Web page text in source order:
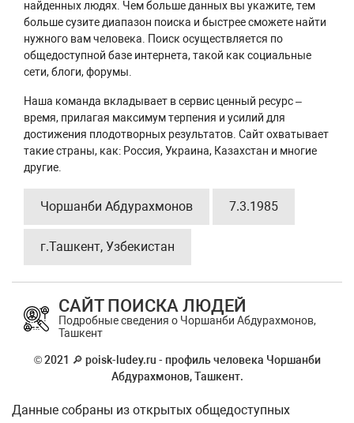
найденных людях. Чем больше данных вы укажите, тем
больше сузите диапазон поиска и быстрее сможете найти
нужного вам человека. Поиск осуществляется по
общедоступной базе интернета, такой как социальные
сети, блоги, форумы.
Наша команда вкладывает в сервис ценный ресурс –
время, прилагая максимум терпения и усилий для
достижения плодотворных результатов. Сайт охватывает
такие страны, как: Россия, Украина, Казахстан и многие
другие.
Чоршанби Абдурахмонов 7.3.1985
г.Ташкент, Узбекистан
САЙТ ПОИСКА ЛЮДЕЙ
Подробные сведения о Чоршанби Абдурахмонов,
Ташкент
© 2021 🔎 poisk-ludey.ru - профиль человека Чоршанби
Абдурахмонов, Ташкент.
Данные собраны из открытых общедоступных